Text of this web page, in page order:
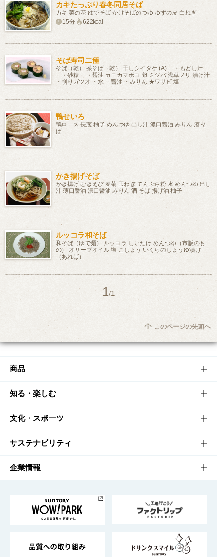
カキたっぷり春冬同居そば
カキ 菜の花 ゆでそば かけそばのつゆ ゆずの皮 白ねぎ
15分
622kcal
そば寿司二種
そば（乾） 茶そば（乾） 干しシイタケ (A) ・もどし汁
・砂糖 ・醤油 カニカマボコ 卵 ミツバ 浅草ノリ 漬け汁
・削りガツオ ・水 ・醤油 ・みりん ★ワサビ 塩
鴨せいろ
鴨ロース 長葱 柚子 めんつゆ 出し汁 濃口醤油 みりん 酒 そ
ば
かき揚げそば
かき揚げ むきえび 春菊 玉ねぎ てんぷら粉 水 めんつゆ 出し
汁 薄口醤油 濃口醤油 みりん 酒 そば 揚げ油 柚子
ルッコラ和そば
和そば（ゆで麺） ルッコラ しいたけ めんつゆ（市販のも
の） オリーブオイル 塩 こしょう いくらのしょうゆ漬け
（あれば）
1/1
このページの先頭へ
商品
商品TOP
商品一覧
商品発売情報
栄養成分一覧
知る・楽しむ
知る・楽しむTOP
キャンペーン
工場見学
地域情報
文化・スポーツ
文化・スポーツTOP
サントリーホール
サントリーサンバーズ大阪
サステナビリティ
サステナビリティTOP
サントリーが考えるサステナビリティ経営
企業情報
企業概要